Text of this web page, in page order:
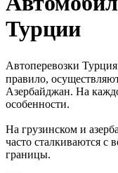
Турции
Автоперевозки Турция
правило,
Азербайджан. На
особенности.
На грузинском и
часто сталкиваются с
границы.